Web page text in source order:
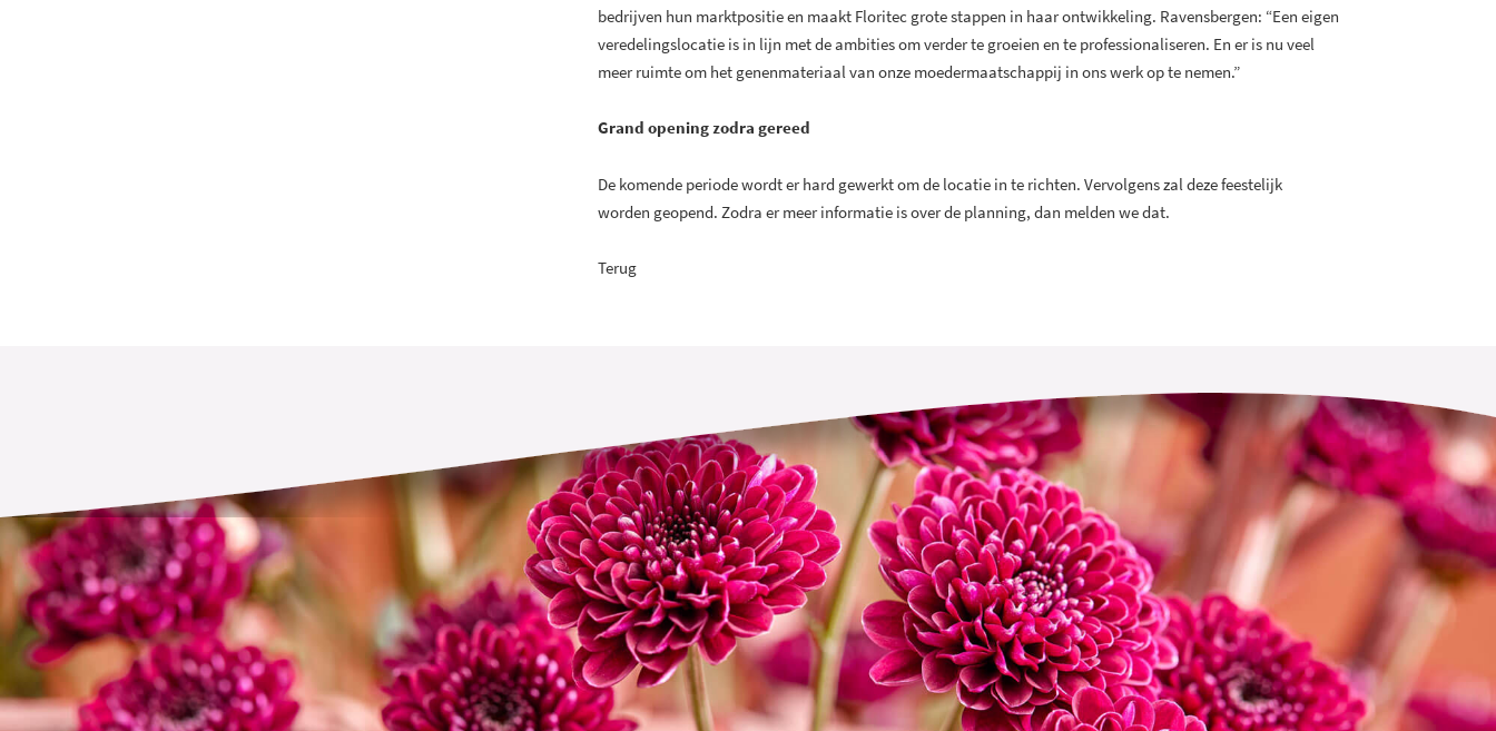
bedrijven hun marktpositie en maakt Floritec grote stappen in haar ontwikkeling. Ravensbergen: “Een eigen
veredelingslocatie is in lijn met de ambities om verder te groeien en te professionaliseren. En er is nu veel
meer ruimte om het genenmateriaal van onze moedermaatschappij in ons werk op te nemen.”
Grand opening zodra gereed
De komende periode wordt er hard gewerkt om de locatie in te richten. Vervolgens zal deze feestelijk
worden geopend. Zodra er meer informatie is over de planning, dan melden we dat.
Terug